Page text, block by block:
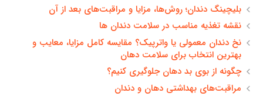
بلیچینگ دندان؛ روش‌ها، مزایا و مراقبت‌های بعد از آن
نقشه تغذیه مناسب در سلامت دندان ها
نخ دندان معمولی یا واترپیک؟ مقایسه کامل مزایا، معایب و
بهترین انتخاب برای سلامت دهان
چگونه از بوی بد دهان جلوگیری کنیم؟
مراقبت‌های بهداشتی دهان و دندان